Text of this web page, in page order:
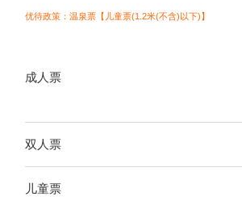
优待政策：温泉票【儿童票(1.2米(不含)以下)】
成人票
双人票
儿童票